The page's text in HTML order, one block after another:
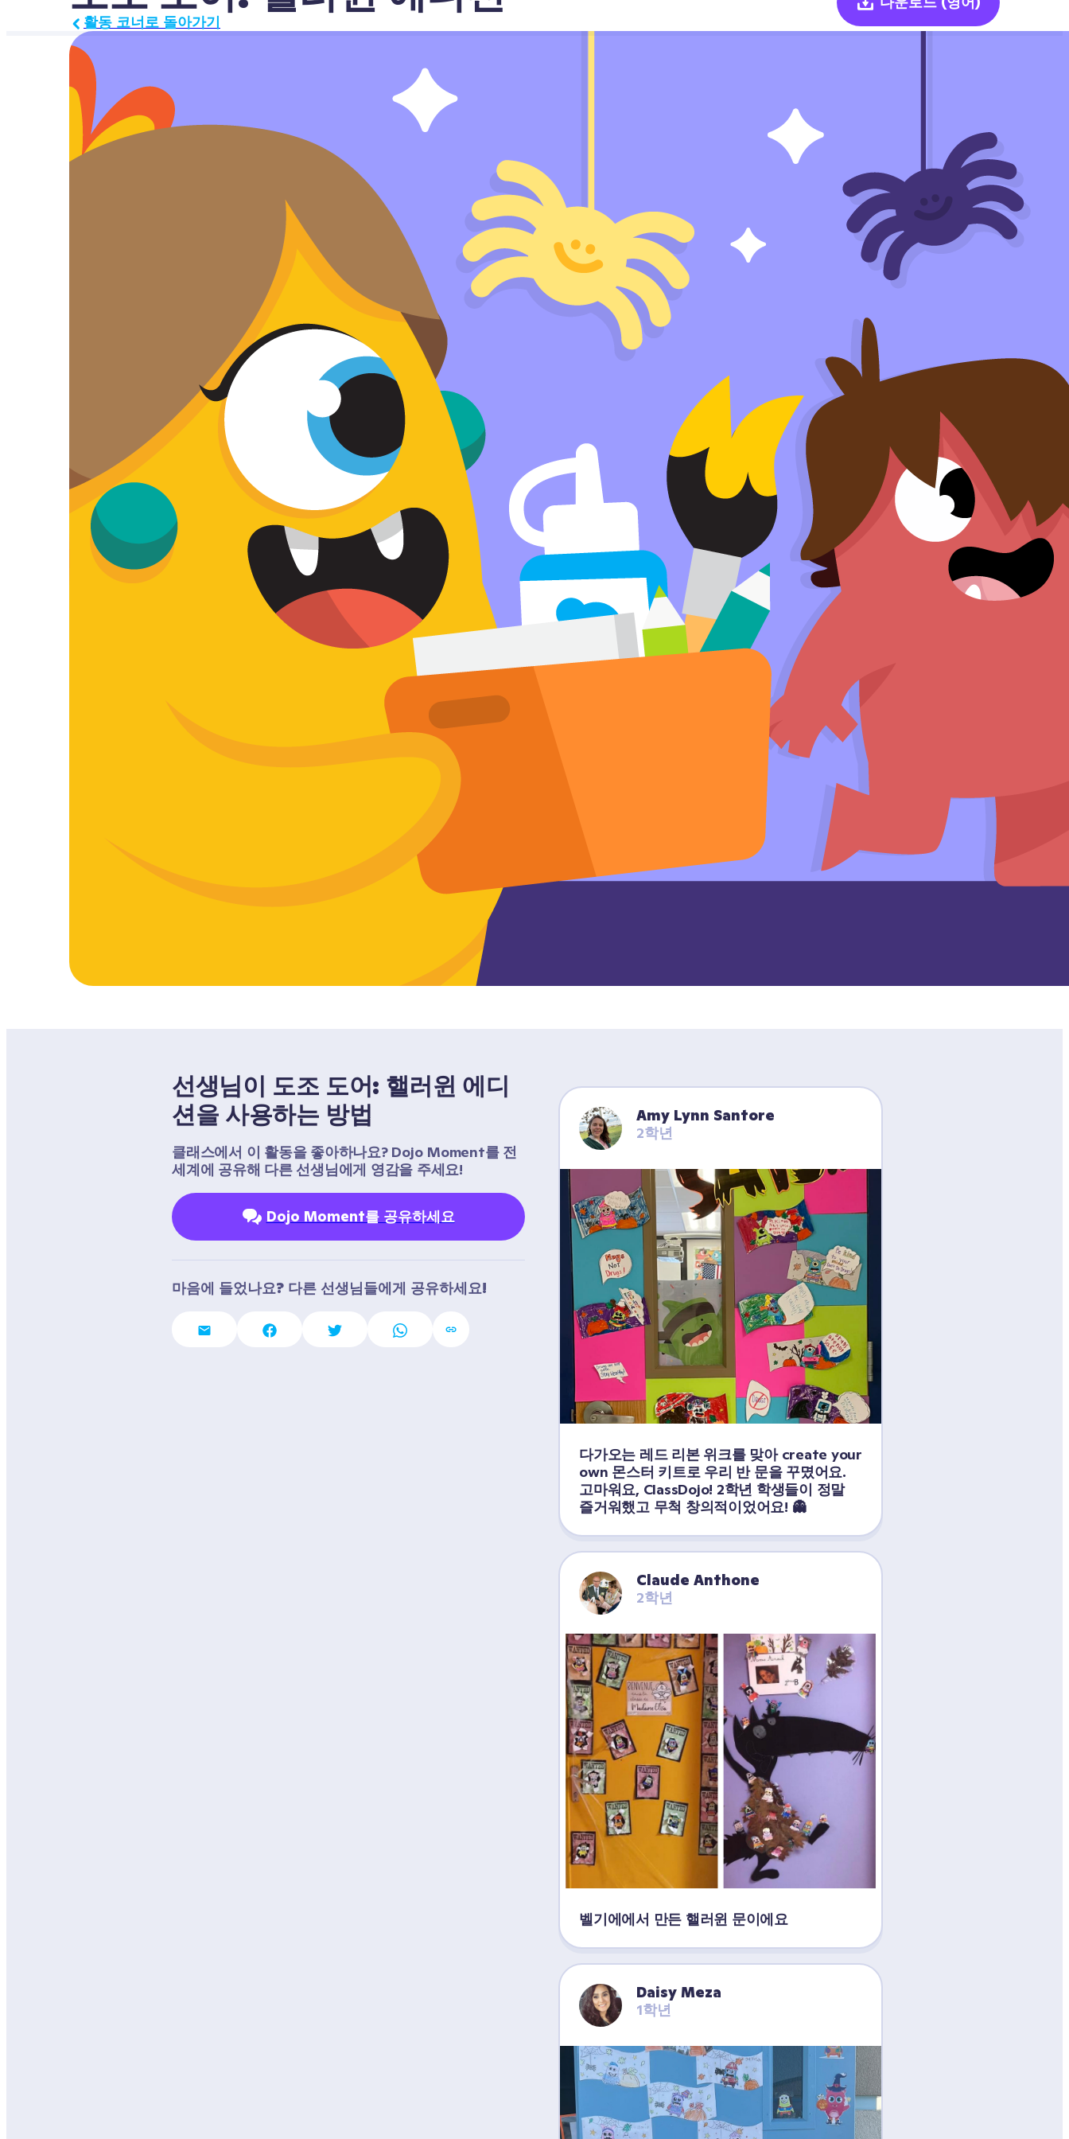
활동 코너로 돌아가기
선생님이 도조 도어: 핼러윈 에디
션을 사용하는 방법
클래스에서 이 활동을 좋아하나요? Dojo Moment를 전
세계에 공유해 다른 선생님에게 영감을 주세요!
Dojo Moment를 공유하세요
마음에 들었나요? 다른 선생님들에게 공유하세요!
Amy Lynn Santore
2학년
다가오는 레드 리본 위크를 맞아 create your
own 몬스터 키트로 우리 반 문을 꾸몄어요.
고마워요, ClassDojo! 2학년 학생들이 정말
즐거워했고 무척 창의적이었어요! 👻
Claude Anthone
2학년
벨기에에서 만든 핼러윈 문이에요
Daisy Meza
1학년